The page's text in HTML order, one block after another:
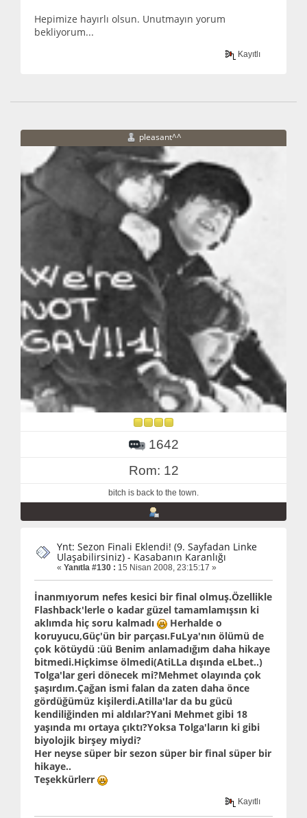
Hepimize hayırlı olsun. Unutmayın yorum
bekliyorum...
Kayıtlı
pleasant^^
1642
Rom: 12
bitch is back to the town.
Ynt: Sezon Finali Eklendi! (9. Sayfadan Linke
Ulaşabilirsiniz) - Kasabanın Karanlığı
« Yanıtla #130 : 15 Nisan 2008, 23:15:17 »
İnanmıyorum nefes kesici bir final olmuş.Özellikle
Flashback'lerle o kadar güzel tamamlamışsın ki
aklımda hiç soru kalmadı
Herhalde o
koruyucu,Güç'ün bir parçası.FuLya'nın ölümü de
çok kötüydü :üü Benim anlamadığım daha hikaye
bitmedi.Hiçkimse ölmedi(AtiLLa dışında eLbet..)
Tolga'lar geri dönecek mi?Mehmet olayında çok
şaşırdım.Çağan ismi falan da zaten daha önce
gördüğümüz kişilerdi.Atilla'lar da bu gücü
kendiliğinden mi aldılar?Yani Mehmet gibi 18
yaşında mı ortaya çıktı?Yoksa Tolga'ların ki gibi
biyolojik birşey miydi?
Her neyse süper bir sezon süper bir final süper bir
hikaye..
Teşekkürlerr
Kayıtlı